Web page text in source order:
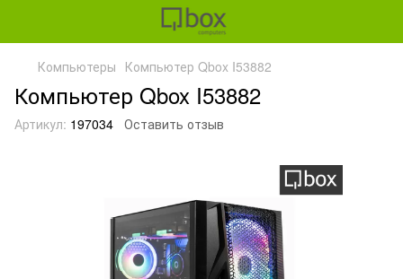
Компьютеры Компьютер Qbox I53882
Компьютер Qbox I53882
Артикул: 197034 Оставить отзыв